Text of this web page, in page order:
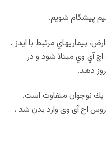
پیشگام شویم.
بیماريهاي مرتبط با ایدز ،
آي وي مبتلا شود و در
دهد.
یك نوجوان متفاوت است.
اج آی وی وارد بدن شد ،